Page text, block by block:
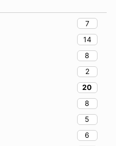
7
14
8
2
20
8
5
6